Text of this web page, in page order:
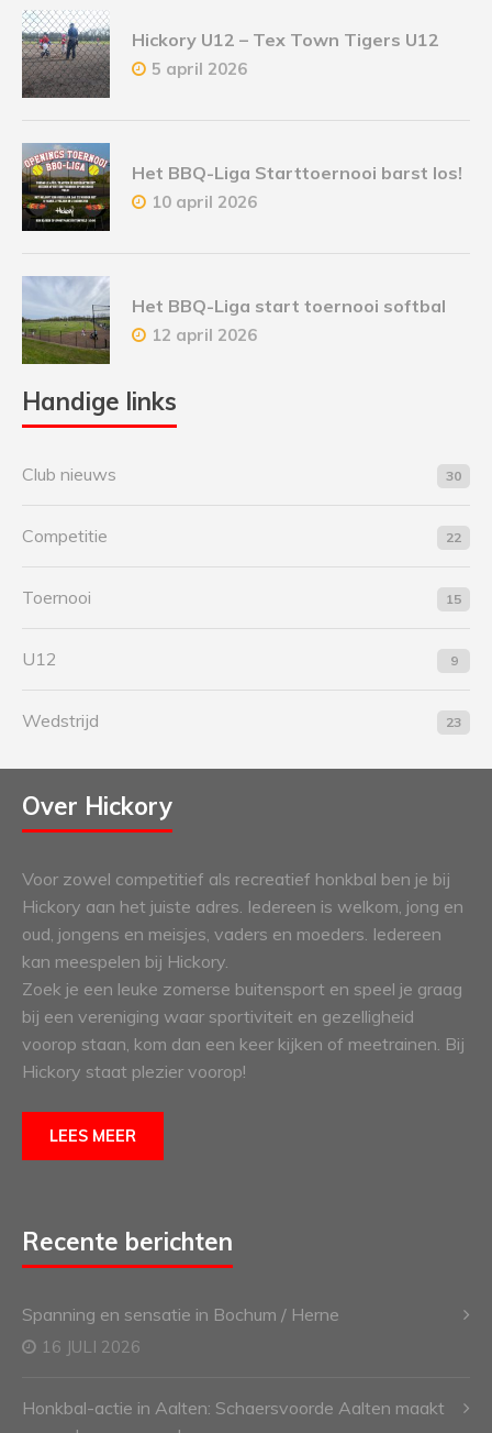
Hickory U12 – Tex Town Tigers U12
5 april 2026
Het BBQ-Liga Starttoernooi barst los!
10 april 2026
Het BBQ-Liga start toernooi softbal
12 april 2026
Handige links
Club nieuws 30
Competitie 22
Toernooi 15
U12 9
Wedstrijd 23
Over Hickory
Voor zowel competitief als recreatief honkbal ben je bij
Hickory aan het juiste adres. Iedereen is welkom, jong en
oud, jongens en meisjes, vaders en moeders. Iedereen
kan meespelen bij Hickory.
Zoek je een leuke zomerse buitensport en speel je graag
bij een vereniging waar sportiviteit en gezelligheid
voorop staan, kom dan een keer kijken of meetrainen. Bij
Hickory staat plezier voorop!
LEES MEER
Recente berichten
Spanning en sensatie in Bochum / Herne
16 JULI 2026
Honkbal-actie in Aalten: Schaersvoorde Aalten maakt